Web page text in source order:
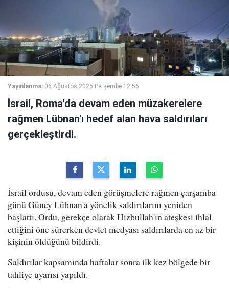
Yayınlanma: 06 Ağustos 2026 Perşembe 12:56
İsrail, Roma'da devam eden müzakerelere
rağmen Lübnan'ı hedef alan hava saldırıları
gerçekleştirdi.
İsrail ordusu, devam eden görüşmelere rağmen çarşamba
günü Güney Lübnan'a yönelik saldırılarını yeniden
başlattı. Ordu, gerekçe olarak Hizbullah'ın ateşkesi ihlal
ettiğini öne sürerken devlet medyası saldırılarda en az bir
kişinin öldüğünü bildirdi.
Saldırılar kapsamında haftalar sonra ilk kez bölgede bir
tahliye uyarısı yapıldı.